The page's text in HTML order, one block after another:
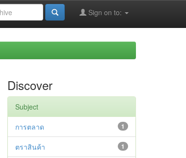
Sign on to:
Discover
Subject
1
การตลาด
1
ตราสินค้า